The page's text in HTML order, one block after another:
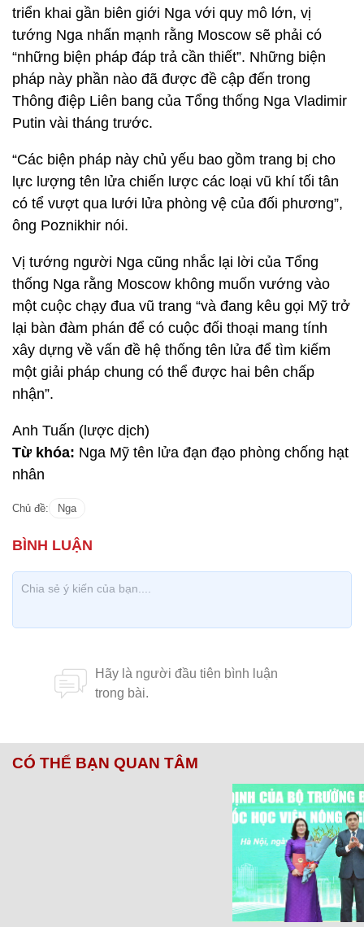
triển khai gần biên giới Nga với quy mô lớn, vị
tướng Nga nhấn mạnh rằng Moscow sẽ phải có
“những biện pháp đáp trả cần thiết”. Những biện
pháp này phần nào đã được đề cập đến trong
Thông điệp Liên bang của Tổng thống Nga Vladimir
Putin vài tháng trước.
“Các biện pháp này chủ yếu bao gồm trang bị cho
lực lượng tên lửa chiến lược các loại vũ khí tối tân
có tể vượt qua lưới lửa phòng vệ của đối phương”,
ông Poznikhir nói.
Vị tướng người Nga cũng nhắc lại lời của Tổng
thống Nga rằng Moscow không muốn vướng vào
một cuộc chạy đua vũ trang “và đang kêu gọi Mỹ trở
lại bàn đàm phán để có cuộc đối thoại mang tính
xây dựng về vấn đề hệ thống tên lửa để tìm kiếm
một giải pháp chung có thể được hai bên chấp
nhận”.
Anh Tuấn (lược dịch)
Từ khóa: Nga Mỹ tên lửa đạn đạo phòng chống hạt
nhân
Chủ đề: Nga
CÓ THỂ BẠN QUAN TÂM